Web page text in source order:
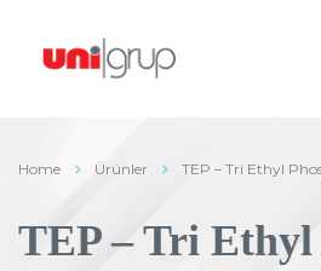
Home Ürünler TEP – Tri Ethyl
TEP – Tri Ethyl